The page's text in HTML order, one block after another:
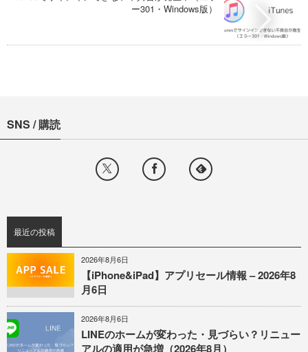
ー301・Windows版）
SNS / 購読
最近の投稿
2026年8月6日
【iPhone&iPad】アプリセール情報 – 2026年8
月6日
2026年8月6日
LINEのホームが変わった・見づらい？リニュー
アルの適用が急増（2026年8月）